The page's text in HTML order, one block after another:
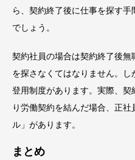
ら、契約終了後に仕事を探す
でしょう。
契約社員の場合は契約終了後
を探さなくてはなりません。
登用制度があります。実際、
り労働契約を結んだ場合、正
ル」があります。
まとめ